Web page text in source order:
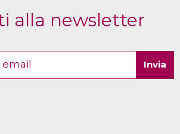
alla newsletter